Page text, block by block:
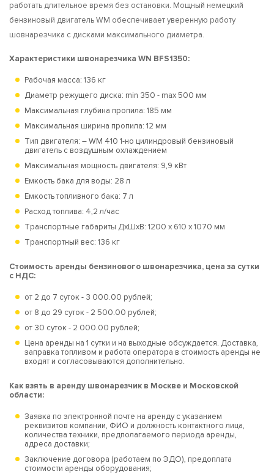
работать длительное время без остановки. Мощный немецкий
бензиновый двигатель WM обеспечивает уверенную работу
шовнарезчика с дисками максимального диаметра.
Характеристики швонарезчика WN BFS1350:
Рабочая масса: 136 кг
Диаметр режущего диска: min 350 - max 500 мм
Максимальная глубина пропила: 185 мм
Максимальная ширина пропила: 12 мм
Тип двигателя: – WM 410 1-но цилиндровый бензиновый
двигатель с воздушным охлаждением
Максимальная мощность двигателя: 9,9 кВт
Емкость бака для воды: 28 л
Емкость топливного бака: 7 л
Расход топлива: 4,2 л/час
Транспортные габариты ДхШхВ: 1200 х 610 х 1070 мм
Транспортный вес: 136 кг
Стоимость аренды бензинового швонарезчика, цена за сутки
с НДС:
от 2 до 7 суток - 3 000.00 рублей;
от 8 до 29 суток - 2 500.00 рублей;
от 30 суток - 2 000.00 рублей;
Цена аренды на 1 сутки и на выходные обсуждается. Доставка,
заправка топливом и работа оператора в стоимость аренды не
входят и согласовываются дополнительно.
Как взять в аренду швонарезчик в Москве и Московской
области:
Заявка по электронной почте на аренду с указанием
реквизитов компании, ФИО и должность контактного лица,
количества техники, предполагаемого периода аренды,
адреса доставки;
Заключение договора (работаем по ЭДО), предоплата
стоимости аренды оборудования;